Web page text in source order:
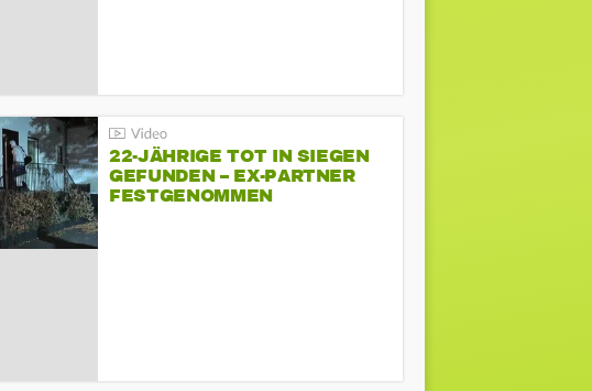
22-JÄHRIGE TOT IN SIEGEN
GEFUNDEN – EX-PARTNER
FESTGENOMMEN